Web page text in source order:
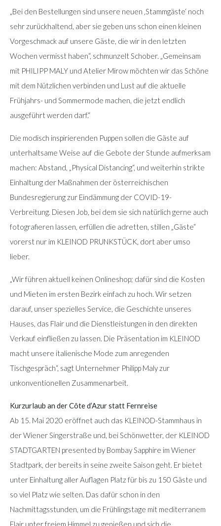
„Bei den Bestellungen sind unsere neuen ‚Stammgäste‘ noch
sehr zurückhaltend, aber sie geben uns schon einen kleinen
Vorgeschmack auf unsere Gäste, die wir in den letzten
Wochen vermisst haben“, schmunzelt Schober. „Gemeinsam
mit PHILIPP MALY und Atelier Mirow möchten wir das Schöne
mit dem Nützlichen verbinden und Lust auf die aktuelle
Frühjahrs- und Sommermode machen, die jetzt endlich
ausgeführt werden darf.“
Die modisch inspirierenden Puppen sollen die Gäste auf
unterhaltsame Weise auf die Gebote der Stunde aufmerksam
machen: Abstand, „Physical Distancing“, und weiterhin strikte
Einhaltung der Maßnahmen der österreichischen
Bundesregierung zur Eindämmung der COVID-19-
Verbreitung. Diesen Job, bei dem sie sich natürlich gerne auch
fotografieren lassen, erfüllen die adretten, stillen „Gäste“
vorerst nur im KLEINOD PRUNKSTÜCK, dort aber umso
lieber.
„Wir führen aktuell keinen Onlineshop; dafür sind die Kosten
und Mieten im ersten Bezirk einfach zu hoch. Wir setzen
darauf, unser spezielles Service, die Geschichte unseres
Hauses, das Flair und die Dienstleistungen in den direkten
Verkauf einfließen zu lassen. Die Präsentation im KLEINOD
macht unsere italienische Mode zum anregenden
Tischgespräch“, sagt Unternehmer Philipp Maly zur
unkonventionellen Zusammenarbeit.
Kurzurlaub an der Côte d’Azur statt Fernreise
Ab 15. Mai 2020 eröffnet auch das KLEINOD-Stammhaus in
der Wiener Singerstraße und, bei Schönwetter, der KLEINOD
STADTGARTEN presented by Bombay Sapphire im Wiener
Stadtpark, der bereits in seine zweite Saison geht. Er bietet
unter Einhaltung aller Auflagen Platz für bis zu 150 Gäste und
so viel Platz wie selten. Das dafür schon in den
Nachmittagsstunden, um die Frühlingstage mit mediterranem
Flair unter freiem Himmel zu genießen und sich die